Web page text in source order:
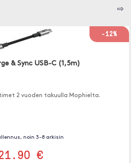
⇨
-12%
& Sync USB-C (1,5m)
2 vuoden takuulla Mophielta.
noin 3-8 arkisin
€